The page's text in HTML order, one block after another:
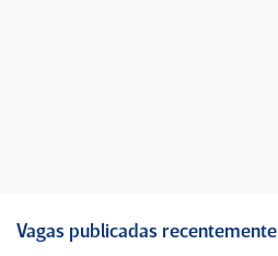
Vagas publicadas recentemente